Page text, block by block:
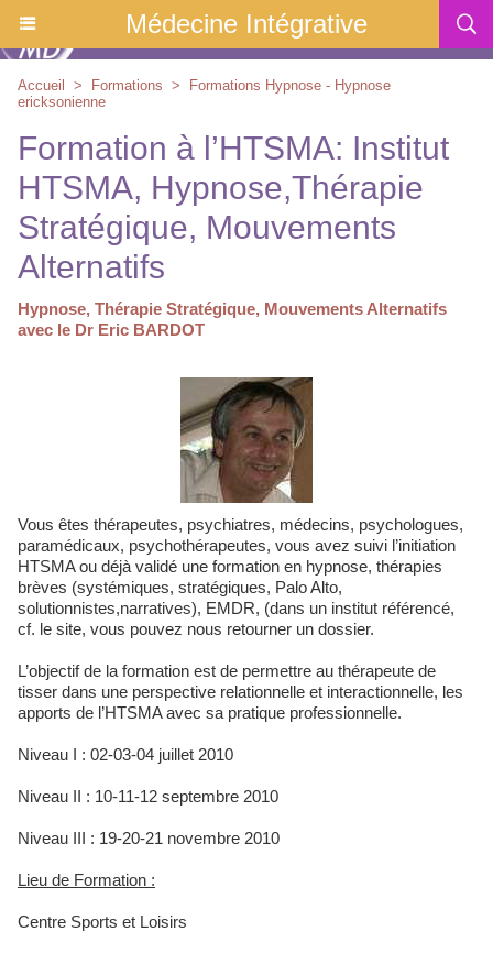
Médecine Intégrative
Accueil > Formations >
Formations Hypnose - Hypnose
ericksonienne
Formation à l’HTSMA: Institut
HTSMA, Hypnose,Thérapie
Stratégique, Mouvements
Alternatifs
Hypnose, Thérapie Stratégique, Mouvements Alternatifs
avec le Dr Eric BARDOT
Vous êtes thérapeutes, psychiatres, médecins, psychologues,
paramédicaux, psychothérapeutes, vous avez suivi l’initiation
HTSMA ou déjà validé une formation en hypnose, thérapies
brèves (systémiques, stratégiques, Palo Alto,
solutionnistes,narratives), EMDR, (dans un institut référencé,
cf. le site, vous pouvez nous retourner un dossier.
L’objectif de la formation est de permettre au thérapeute de
tisser dans une perspective relationnelle et interactionnelle, les
apports de l’HTSMA avec sa pratique professionnelle.
Niveau I : 02-03-04 juillet 2010
Niveau II : 10-11-12 septembre 2010
Niveau III : 19-20-21 novembre 2010
Lieu de Formation :
Centre Sports et Loisirs